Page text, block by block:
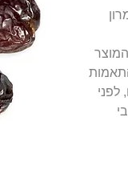
לפני